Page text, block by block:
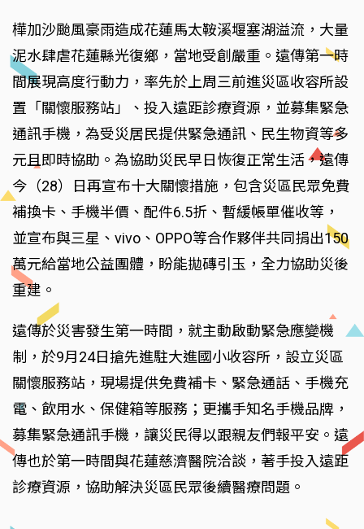
樺加沙颱風豪雨造成花蓮馬太鞍溪堰塞湖溢流，大量
泥水肆虐花蓮縣光復鄉，當地受創嚴重。遠傳第一時
間展現高度行動力，率先於上周三前進災區收容所設
置「關懷服務站」、投入遠距診療資源，並募集緊急
通訊手機，為受災居民提供緊急通訊、民生物資等多
元且即時協助。為協助災民早日恢復正常生活，遠傳
今（28）日再宣布十大關懷措施，包含災區民眾免費
補換卡、手機半價、配件6.5折、暫緩帳單催收等，
並宣布與三星、vivo、OPPO等合作夥伴共同捐出150
萬元給當地公益團體，盼能拋磚引玉，全力協助災後
重建。
遠傳於災害發生第一時間，就主動啟動緊急應變機
制，於9月24日搶先進駐大進國小收容所，設立災區
關懷服務站，現場提供免費補卡、緊急通話、手機充
電、飲用水、保健箱等服務；更攜手知名手機品牌，
募集緊急通訊手機，讓災民得以跟親友們報平安。遠
傳也於第一時間與花蓮慈濟醫院洽談，著手投入遠距
診療資源，協助解決災區民眾後續醫療問題。